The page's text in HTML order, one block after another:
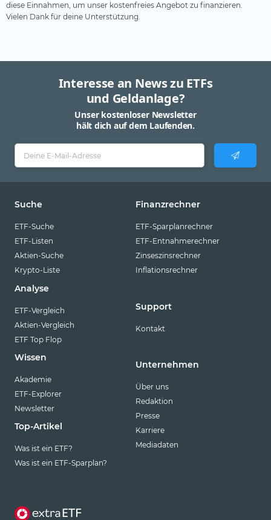
diese Einnahmen, um unser kostenfreies Angebot zu finanzieren.
Vielen Dank für deine Unterstützung.
Interesse an News zu ETFs
und Geldanlage?
Unser kostenloser Newsletter
hält dich auf dem Laufenden.
Suche
ETF-Suche
ETF-Listen
Aktien-Suche
Krypto-Liste
Analyse
ETF-Vergleich
Aktien-Vergleich
ETF Top Flop
Wissen
Akademie
ETF-Explorer
Newsletter
Top-Artikel
Was ist ein ETF?
Was ist ein ETF-Sparplan?
Finanzrechner
ETF-Sparplanrechner
ETF-Entnahmerechner
Zinseszinsrechner
Inflationsrechner
Support
Kontakt
Unternehmen
Über uns
Redaktion
Presse
Karriere
Mediadaten